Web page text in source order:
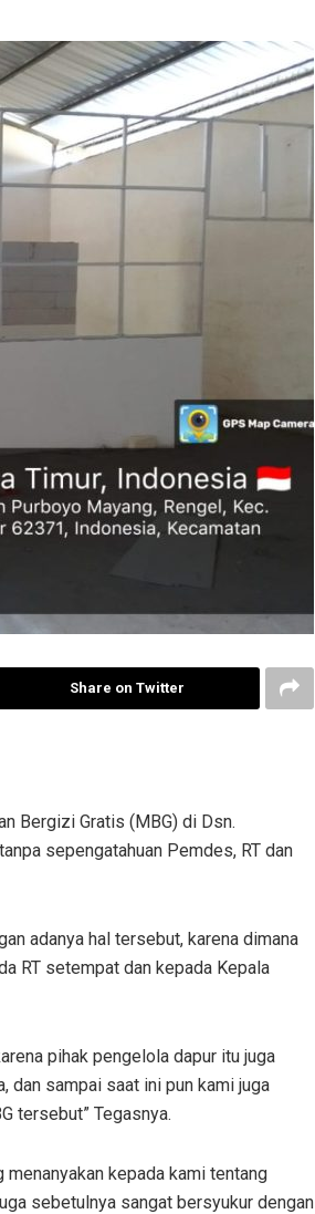
Share on Twitter
Bergizi Gratis (MBG) di Dsn.
sepengatahuan Pemdes, RT dan
adanya hal tersebut, karena dimana
RT setempat dan kepada Kepala
pihak pengelola dapur itu juga
dan sampai saat ini pun kami juga
tersebut” Tegasnya.
kepada kami tentang
sebetulnya sangat bersyukur dengan